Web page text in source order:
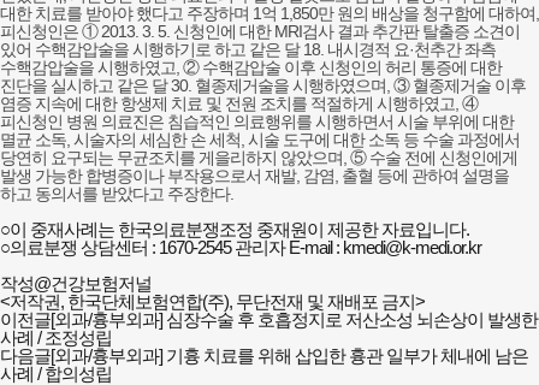
대한 치료를 받아야 했다고 주장하며 1억 1,850만 원의 배상을 청구함에 대하여,
피신청인은 ① 2013. 3. 5. 신청인에 대한 MRI검사 결과 추간판 탈출증 소견이
있어 수핵감압술을 시행하기로 하고 같은 달 18. 내시경적 요·천추간 좌측
수핵감압술을 시행하였고, ② 수핵감압술 이후 신청인의 허리 통증에 대한
진단을 실시하고 같은 달 30. 혈종제거술을 시행하였으며, ③ 혈종제거술 이후
염증 지속에 대한 항생제 치료 및 전원 조치를 적절하게 시행하였고, ④
피신청인 병원 의료진은 침습적인 의료행위를 시행하면서 시술 부위에 대한
멸균 소독, 시술자의 세심한 손 세척, 시술 도구에 대한 소독 등 수술 과정에서
당연히 요구되는 무균조치를 게을리하지 않았으며, ⑤ 수술 전에 신청인에게
발생 가능한 합병증이나 부작용으로서 재발, 감염, 출혈 등에 관하여 설명을
하고 동의서를 받았다고 주장한다.
○이 중재사례는 한국의료분쟁조정 중재원이 제공한 자료입니다.
○의료분쟁 상담센터 : 1670-2545 관리자 E-mail : kmedi@k-medi.or.kr
작성@건강보험저널
<저작권, 한국단체보험연합(주), 무단전재 및 재배포 금지>
이전글[외과/흉부외과] 심장수술 후 호흡정지로 저산소성 뇌손상이 발생한
사례 / 조정성립
다음글[외과/흉부외과] 기흉 치료를 위해 삽입한 흉관 일부가 체내에 남은
사례 / 합의성립